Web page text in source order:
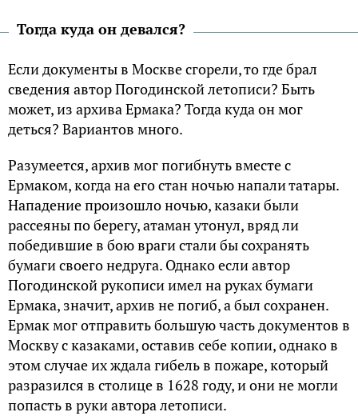
Тогда куда он девался?
Если документы в Москве сгорели, то где брал
сведения автор Погодинской летописи? Быть
может, из архива Ермака? Тогда куда он мог
деться? Вариантов много.
Разумеется, архив мог погибнуть вместе с
Ермаком, когда на его стан ночью напали татары.
Нападение произошло ночью, казаки были
рассеяны по берегу, атаман утонул, вряд ли
победившие в бою враги стали бы сохранять
бумаги своего недруга. Однако если автор
Погодинской рукописи имел на руках бумаги
Ермака, значит, архив не погиб, а был сохранен.
Ермак мог отправить большую часть документов в
Москву с казаками, оставив себе копии, однако в
этом случае их ждала гибель в пожаре, который
разразился в столице в 1628 году, и они не могли
попасть в руки автора летописи.